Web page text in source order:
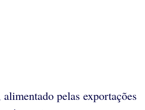
pelas exportações